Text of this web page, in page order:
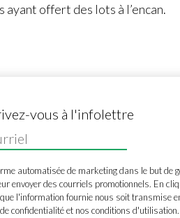
offert des lots à l’encan.
vous à l'infolettre
automatisée de marketing dans le but de
envoyer des courriels promotionnels. En
l'information fournie nous soit transmise
confidentialité et nos conditions d'utilisation.